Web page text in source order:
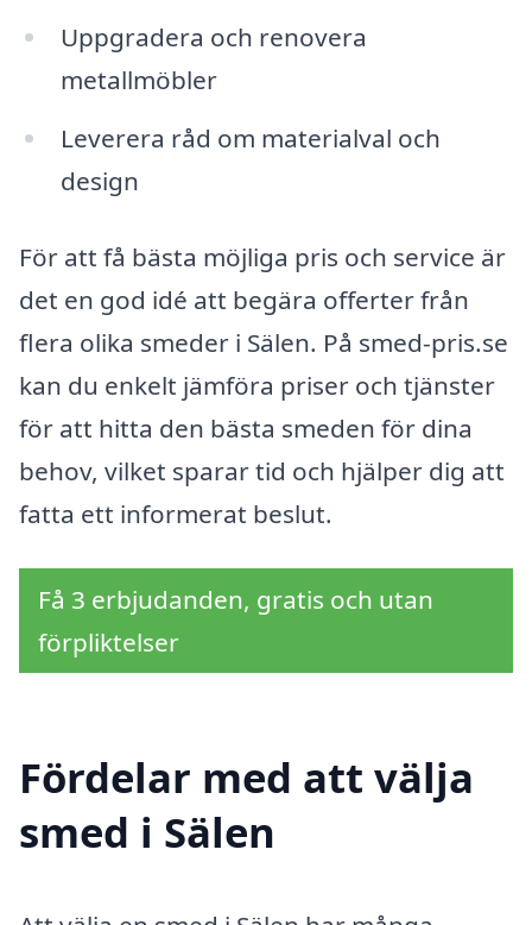
Uppgradera och renovera
metallmöbler
Leverera råd om materialval och
design
För att få bästa möjliga pris och service är
det en god idé att begära offerter från
flera olika smeder i Sälen. På smed-pris.se
kan du enkelt jämföra priser och tjänster
för att hitta den bästa smeden för dina
behov, vilket sparar tid och hjälper dig att
fatta ett informerat beslut.
Få 3 erbjudanden, gratis och utan
förpliktelser
Fördelar med att välja
smed i Sälen